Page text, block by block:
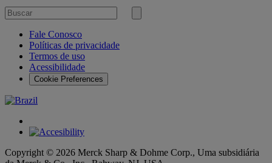
Buscar
por
Submit
Fale Conosco
Políticas de privacidade
Termos de uso
Acessibilidade
Cookie Preferences
Copyright © 2026 Merck Sharp & Dohme Corp., Uma subsidiária